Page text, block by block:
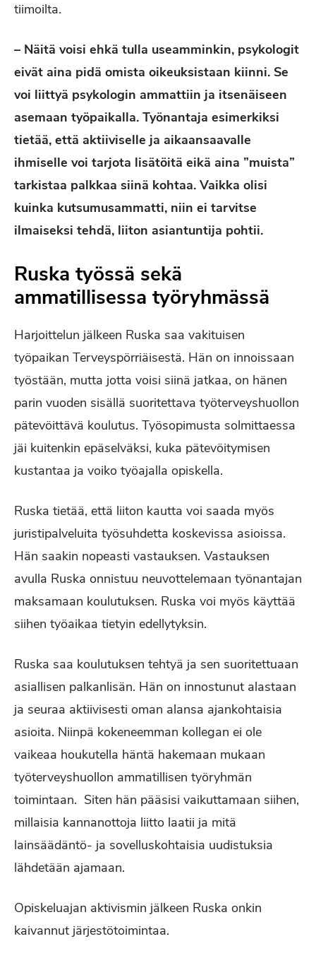
tiimoilta.
– Näitä voisi ehkä tulla useamminkin, psykologit
eivät aina pidä omista oikeuksistaan kiinni. Se
voi liittyä psykologin ammattiin ja itsenäiseen
asemaan työpaikalla. Työnantaja esimerkiksi
tietää, että aktiiviselle ja aikaansaavalle
ihmiselle voi tarjota lisätöitä eikä aina ”muista”
tarkistaa palkkaa siinä kohtaa. Vaikka olisi
kuinka kutsumusammatti, niin ei tarvitse
ilmaiseksi tehdä, liiton asiantuntija pohtii.
Ruska työssä sekä
ammatillisessa työryhmässä
Harjoittelun jälkeen Ruska saa vakituisen
työpaikan Terveyspörriäisestä. Hän on innoissaan
työstään, mutta jotta voisi siinä jatkaa, on hänen
parin vuoden sisällä suoritettava työterveyshuollon
pätevöittävä koulutus. Työsopimusta solmittaessa
jäi kuitenkin epäselväksi, kuka pätevöitymisen
kustantaa ja voiko työajalla opiskella.
Ruska tietää, että liiton kautta voi saada myös
juristipalveluita työsuhdetta koskevissa asioissa.
Hän saakin nopeasti vastauksen. Vastauksen
avulla Ruska onnistuu neuvottelemaan työnantajan
maksamaan koulutuksen. Ruska voi myös käyttää
siihen työaikaa tietyin edellytyksin.
Ruska saa koulutuksen tehtyä ja sen suoritettuaan
asiallisen palkanlisän. Hän on innostunut alastaan
ja seuraa aktiivisesti oman alansa ajankohtaisia
asioita. Niinpä kokeneemman kollegan ei ole
vaikeaa houkutella häntä hakemaan mukaan
työterveyshuollon ammatillisen työryhmän
toimintaan. Siten hän pääsisi vaikuttamaan siihen,
millaisia kannanottoja liitto laatii ja mitä
lainsäädäntö- ja sovelluskohtaisia uudistuksia
lähdetään ajamaan.
Opiskeluajan aktivismin jälkeen Ruska onkin
kaivannut järjestötoimintaa.